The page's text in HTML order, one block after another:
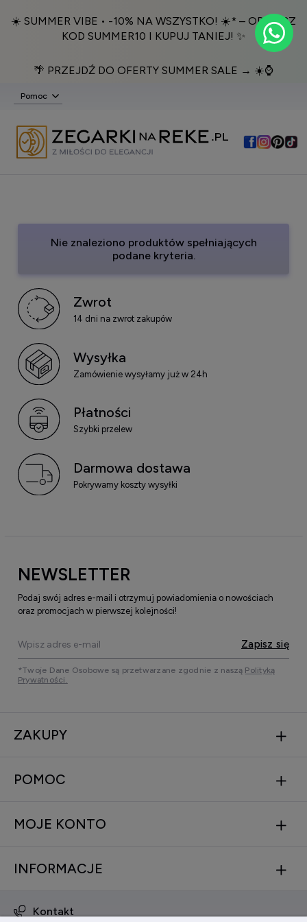
☀️ SUMMER VIBE • -10% NA WSZYSTKO! ☀️* – ODBIERZ
KOD SUMMER10 I KUPUJ TANIEJ! ✨
🌴 PRZEJDŹ DO OFERTY SUMMER SALE → ☀️⌚️
Pomoc
Nie znaleziono produktów spełniających
podane kryteria.
Zwrot
14 dni na zwrot zakupów
Wysyłka
Zamówienie wysyłamy już w 24h
Płatności
Szybki przelew
Darmowa dostawa
Pokrywamy koszty wysyłki
NEWSLETTER
Podaj swój adres e-mail i otrzymuj powiadomienia o nowościach
oraz promocjach w pierwszej kolejności!
Zapisz się
*Twoje Dane Osobowe są przetwarzane zgodnie z naszą Polityką
Prywatności.
ZAKUPY
POMOC
MOJE KONTO
INFORMACJE
Kontakt